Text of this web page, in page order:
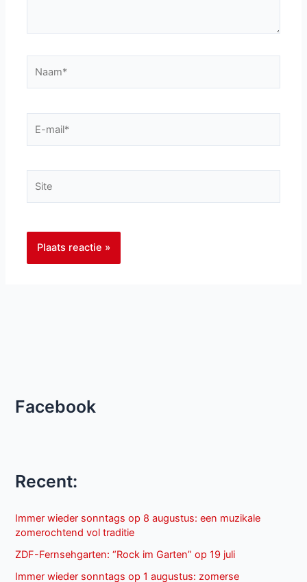
mail*
Facebook
Recent:
Immer wieder sonntags op 8 augustus: een muzikale
zomerochtend vol traditie
ZDF-Fernsehgarten: “Rock im Garten” op 19 juli
Immer wieder sonntags op 1 augustus: zomerse